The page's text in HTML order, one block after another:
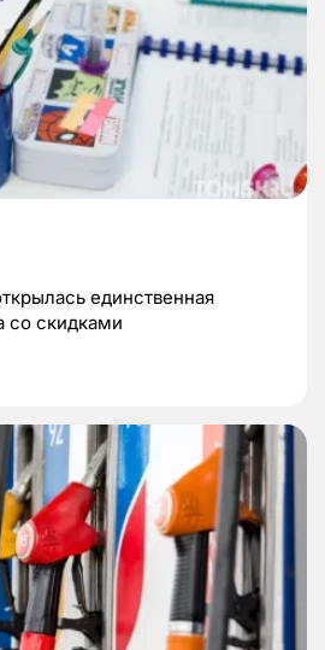
единственная
со скидками